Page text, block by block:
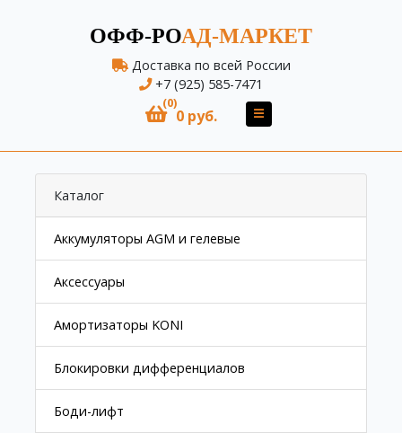
ОФФ-РОАД-МАРКЕТ
Доставка по всей России
+7 (925) 585-7471
(0)
0 руб.
Каталог
Аккумуляторы AGM и гелевые
Аксессуары
Амортизаторы KONI
Блокировки дифференциалов
Боди-лифт